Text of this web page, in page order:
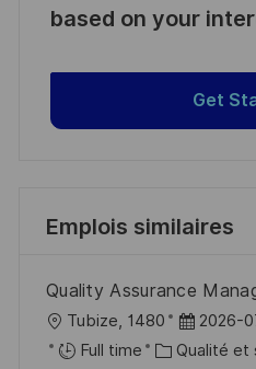
based on your
Get
Emplois similaires
Quality Assurance
o
Tubize, 1480
D
a
2026-
Full time
C Qualité et